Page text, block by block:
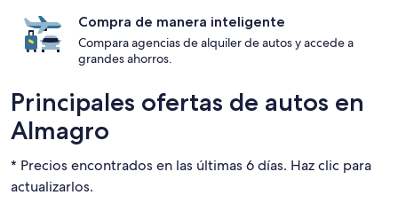
Compra de manera inteligente
Compara agencias de alquiler de autos y accede a
grandes ahorros.
Principales ofertas de autos en
Almagro
* Precios encontrados en las últimas 6 días. Haz clic para
actualizarlos.